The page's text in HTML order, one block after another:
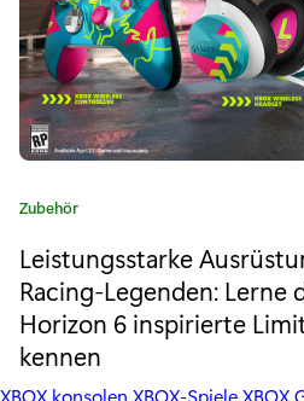
c
t
i
o
e
l
K
e
o
r
Zubehör
Leistungsstarke
Racing-Legenden: Lerne
Horizon 6 inspirierte
kennen
XBOX konsolen XBOX-SpieleXBOX